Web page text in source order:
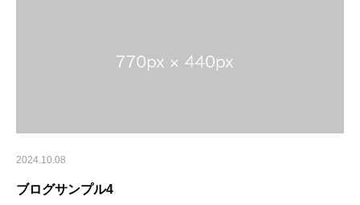
2024.10.08
ブログサンプル4